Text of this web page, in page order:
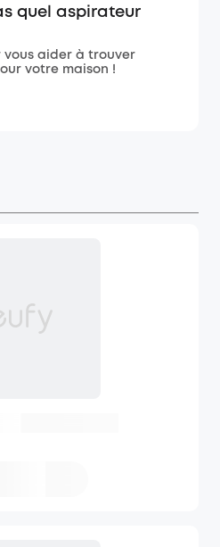
quel aspirateur
vous aider à trouver
votre maison !